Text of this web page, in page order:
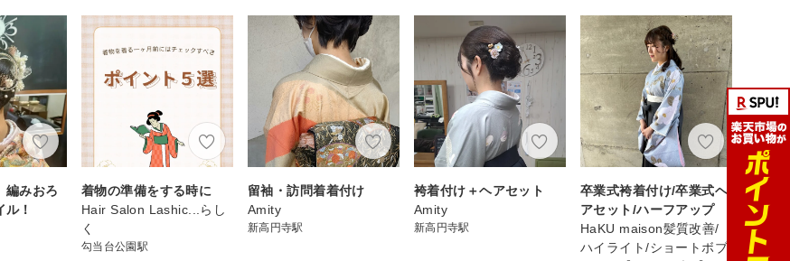
みおろ
ル！
着物の準備をする時に
Hair Salon Lashic...らし
く
勾当台公園駅
留袖・訪問着着付け
Amity
新高円寺駅
袴着付け＋ヘアセット
Amity
新高円寺駅
卒業式袴着付け/卒業式ヘ
アセット/ハーフアップ
HaKU maison髪質改善/
ハイライト/ショートボブ/